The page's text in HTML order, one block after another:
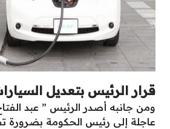
قرار الرئيس بتعديل
ومن جانبه أصدر الرئيس ” عبد
عاجلة إلى رئيس الحكومة بضرورة